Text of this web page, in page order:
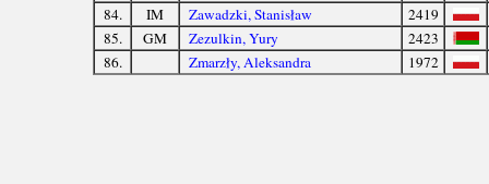
84.
IM Zawadzki, Stanisław
2419
85.
GM Zezulkin, Yury
2423
86.
Zmarzły, Aleksandra 1972